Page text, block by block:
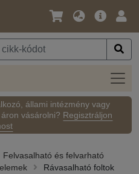
Nyelv
Pénznem
Fő
állami intézmény vagy
vásárolni? Regisztráljon
Felvasalható és felvarható
Rávasalható foltok